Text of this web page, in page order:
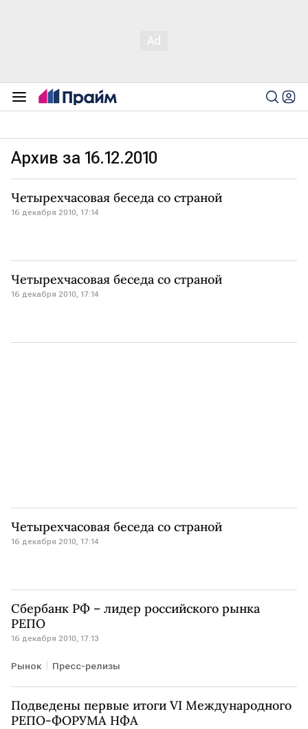
Архив за 16.12.2010
Четырехчасовая беседа со страной
16 декабря 2010, 17:14
Четырехчасовая беседа со страной
16 декабря 2010, 17:14
Четырехчасовая беседа со страной
16 декабря 2010, 17:14
Сбербанк РФ – лидер российского рынка
РЕПО
16 декабря 2010, 17:13
Рынок Пресс-релизы
Подведены первые итоги VI Международного
РЕПО-ФОРУМА НФА